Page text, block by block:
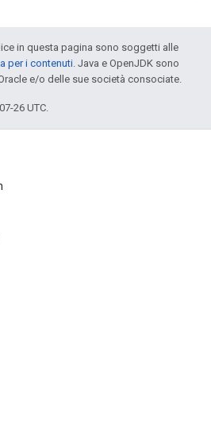
in questa pagina sono soggetti alle
per i contenuti. Java e OpenJDK sono
e/o delle sue società consociate.
26 UTC.